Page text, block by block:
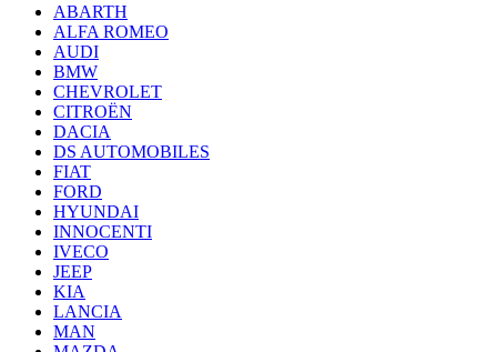
ABARTH
ALFA ROMEO
AUDI
BMW
CHEVROLET
CITROËN
DACIA
DS AUTOMOBILES
FIAT
FORD
HYUNDAI
INNOCENTI
IVECO
JEEP
KIA
LANCIA
MAN